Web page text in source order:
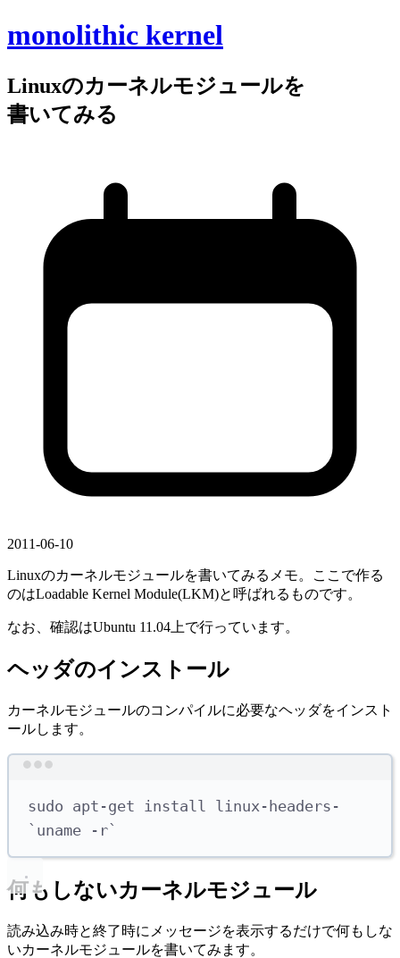
monolithic kernel
Linuxのカーネルモジュールを
書いてみる
2011-06-10
Linuxのカーネルモジュールを書いてみるメモ。ここで作る
のはLoadable Kernel Module(LKM)と呼ばれるものです。
なお、確認はUbuntu 11.04上で行っています。
ヘッダのインストール
カーネルモジュールのコンパイルに必要なヘッダをインスト
ールします。
sudo apt-get install
linux-headers-
` uname -r`
何もしないカーネルモジュール
読み込み時と終了時にメッセージを表示するだけで何もしな
いカーネルモジュールを書いてみます。